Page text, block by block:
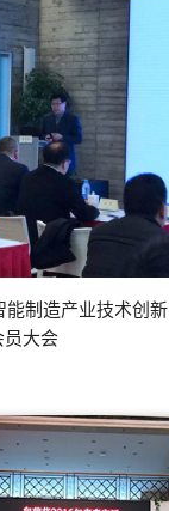
能制造产业技术创
员大会